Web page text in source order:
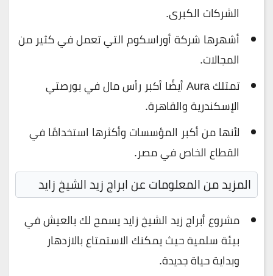
الشركات الكبرى.
أشهرها شركة أوراسكوم التي تعمل في كثير من
المجالات.
تمتلك Aura أيضًا أكبر رأس مال في بورصتي
الإسكندرية والقاهرة.
لأنها من أكبر المؤسسات وأكثرها استخدامًا في
القطاع الخاص في مصر.
المزيد من المعلومات عن ابراج زيد الشيخ زايد
مشروع أبراج زيد الشيخ زايد يسمح لك بالعيش في
بيئة سلمية حيثيمكنك الاستمتاع بالازدهار
وبداية حياة جديدة.